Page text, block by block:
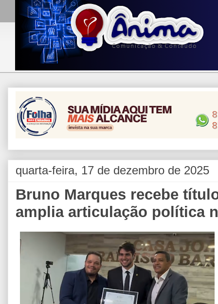
quarta-feira, 17 de dezembro de 2025
Bruno Marques recebe
amplia articulação política